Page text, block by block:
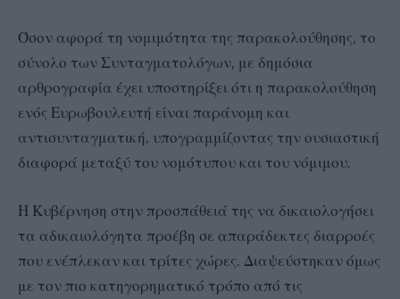
Όσον αφορά τη νομιμότητα της παρακολούθησης, το
σύνολο των Συνταγματολόγων, με δημόσια
αρθρογραφία έχει υποστηρίξει ότι η παρακολούθηση
ενός Ευρωβουλευτή είναι παράνομη και
αντισυνταγματική, υπογραμμίζοντας την ουσιαστική
διαφορά μεταξύ του νομότυπου και του νόμιμου.
Η Κυβέρνηση στην προσπάθειά της να δικαιολογήσει
τα αδικαιολόγητα προέβη σε απαράδεκτες διαρροές
που ενέπλεκαν και τρίτες χώρες. Διαψεύστηκαν όμως
με τον πιο κατηγορηματικό τρόπο από τις